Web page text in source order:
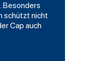
Besonders
schützt nicht
Cap auch